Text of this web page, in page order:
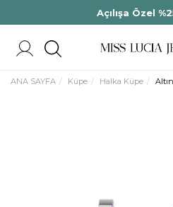
Açılışa Özel
ANA SAYFA Küpe Halka Küpe